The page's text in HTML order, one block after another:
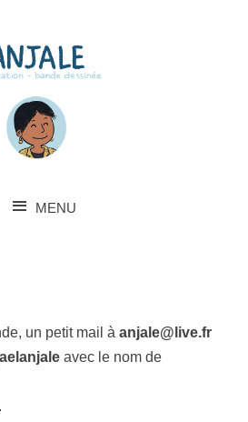
MENU
un petit mail àanjale@live.fr
avec le nom de